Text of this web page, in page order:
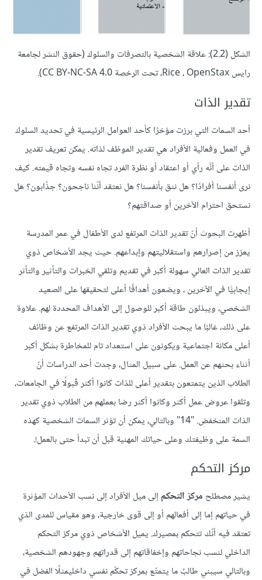
الشكل (2.2): علاقة الشخصية بالتصرفات والسلوك (حقوق النشر لجامعة
رايس Rice ، OpenStax، تحت الرخصة CC BY-NC-SA 4.0).
تقدير الذات
أحد السمات التي برزت مؤخرًا كأحد العوامل الرئيسية في تحديد السلوك
في العمل وفعالية الأفراد هي تقدير الموظف لذاته. يمكن تعريف تقدير
الذات على أنَّه رأي أو اعتقاد أو نظرة الفرد تجاه نفسه وتجاه قيمته. كيف
نرى أنفسنا أفرادًا؟ هل نثق بأنفسنا؟ هل نعتقد أنّنا ناجحون؟ جذّابون؟ هل
نستحق احترام الآخرين أو صداقتهم؟
أظهرت البحوث أنّ تقدير الذات المرتفع لدى الأطفال في عمر المدرسة
يعزز من إصرارهم واستقلاليتهم وإبداعهم. حيث يجد الأشخاص ذوي
تقدير الذات العالي سهولة أكبر في تقديم وتلقي الخبرات والتأثير والتأثر
إيجابيًّا في الآخرين ، ويضعون أهدافًا أعلى لتحقيقها على الصعيد
الشخصي، ويبذلون طاقة أكبر للوصول إلى الأهداف المحددة لهم. علاوة
على ذلك، غالبًا ما يبحث الأفراد ذوي تقدير الذات المرتفع عن وظائف
أعلى مكانة اجتماعية ويكونون على استعداد تام للمخاطرة بشكل أكبر
أثناء بحثهم عن العمل. على سبيل المثال، وجدت أحد الدراسات أنّ
الطلاب الذين يتمتعون بتقدير أعلى للذات كانوا أكثر قَبولًا في الجامعات،
وتلقوا عروض عمل أكثر وكانوا أكثر رضا بعملهم من الطلاب ذوي تقدير
الذات المنخفض. "14" وبالتالي، يمكن أن تؤثر السمات الشخصية كهذه
السمة على وظيفتك وعلى حياتك المهنية قبل أن تبدأ حتى بالعمل!.
مركز التحكم
يشير مصطلح مركز التحكم إلى ميل الأفراد إلى نسب الأحداث المؤثرة
في حياتهم إما إلى أفعالهم أو إلى قوى خارجية، وهو مقياس للمدى الذي
تعتقد فيه أنّك تتحكم بمصيرك. يميل الأشخاص ذوي مركز التحكم
الداخلي لنسب نجاحاتهم وإخفاقاتهم إلى قدراتهم وجهودهم الشخصية،
وبالتالي سيبني طالبٌ ما يتمتّع بمركز تحكّم نفسي داخليمثلًا الفضل في